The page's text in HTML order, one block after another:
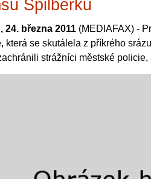
Špilberku
24. března 2011 (MEDIAFAX) -
která se skutálela z příkrého
strážníci městské